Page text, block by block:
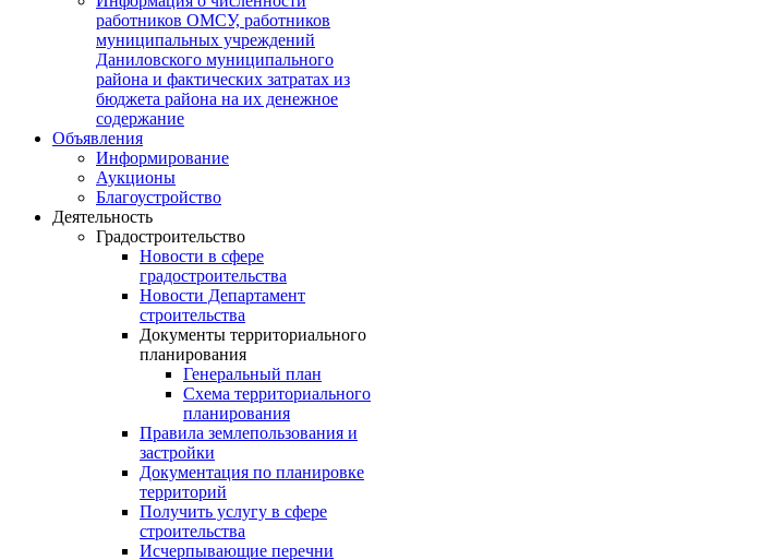
работников ОМСУ, работников
муниципальных учреждений
Даниловского муниципального
района и фактических затратах из
бюджета района на их денежное
содержание
Объявления
Информирование
Аукционы
Благоустройство
Деятельность
Градостроительство
Новости в сфере
градостроительства
Новости Департамент
строительства
Документы территориального
планирования
Генеральный план
Схема территориального
планирования
Правила землепользования и
застройки
Документация по планировке
территорий
Получить услугу в сфере
строительства
Исчерпывающие перечни